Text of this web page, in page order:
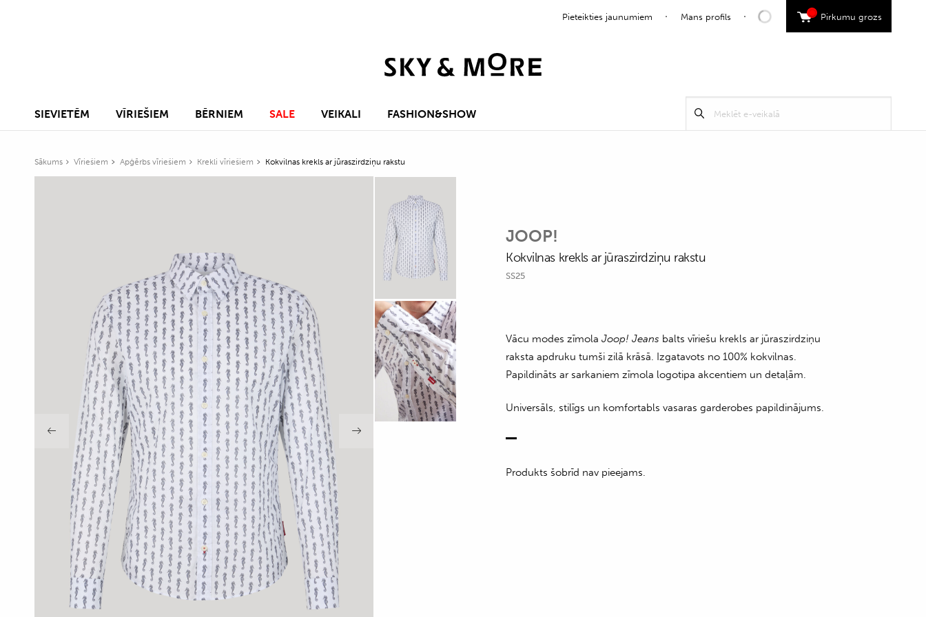
Pieteikties jaunumiem Mans profils Pirkumu grozs
0
SIEVIETĒM VĪRIEŠIEM BĒRNIEM SALE VEIKALI FASHION&SHOW Meklēt
Sākums Vīriešiem Apģērbs vīriešiem Krekli vīriešiem Kokvilnas krekls ar jūraszirdziņu rakstu
JOOP!
Kokvilnas krekls ar jūraszirdziņu rakstu
SS25
Vācu modes zīmolaJoop! Jeans balts vīriešu krekls ar jūraszirdziņu
raksta apdruku tumši zilā krāsā. Izgatavots no 100% kokvilnas.
Papildināts ar sarkaniem zīmola logotipa akcentiem un detaļām.
Universāls, stilīgs un komfortabls vasaras garderobes papildinājums.
Produkts šobrīd nav pieejams.